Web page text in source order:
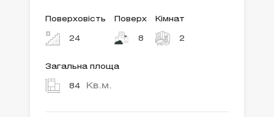
Поверховість
24
Поверх
8
Кімнат
2
Загальна площа
84 Кв.м.